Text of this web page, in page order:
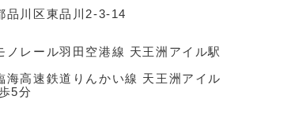
のSRC造オフィスで、個別制御可能
や季節に応じた室内環境調整が可能。
、物品搬入や送迎にも対応しやすい仕
ら共用部含め良好な管理が期待できま
品川区東品川2-3-14
ノレール羽田空港線 天王洲アイル駅
海高速鉄道りんかい線 天王洲アイル
5分